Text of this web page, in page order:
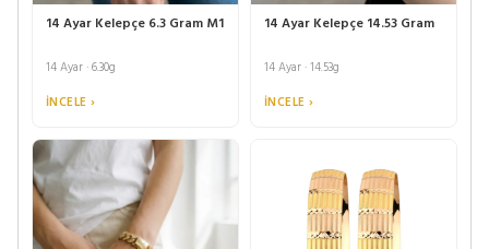
14 Ayar Kelepçe 6.3 Gram M1
14 Ayar · 6.30g
İNCELE ›
14 Ayar Kelepçe 14.53 Gram
14 Ayar · 14.53g
İNCELE ›